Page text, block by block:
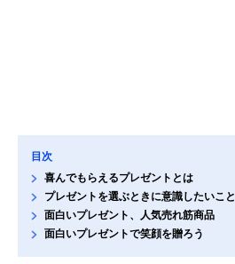
目次
喜んでもらえるプレゼントとは
プレゼントを選ぶときに意識したいこと
面白いプレゼント、人気売れ筋商品
面白いプレゼントで笑顔を贈ろう